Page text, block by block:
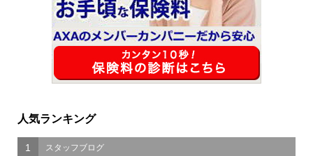
人気ランキング
1 スタッフブログ